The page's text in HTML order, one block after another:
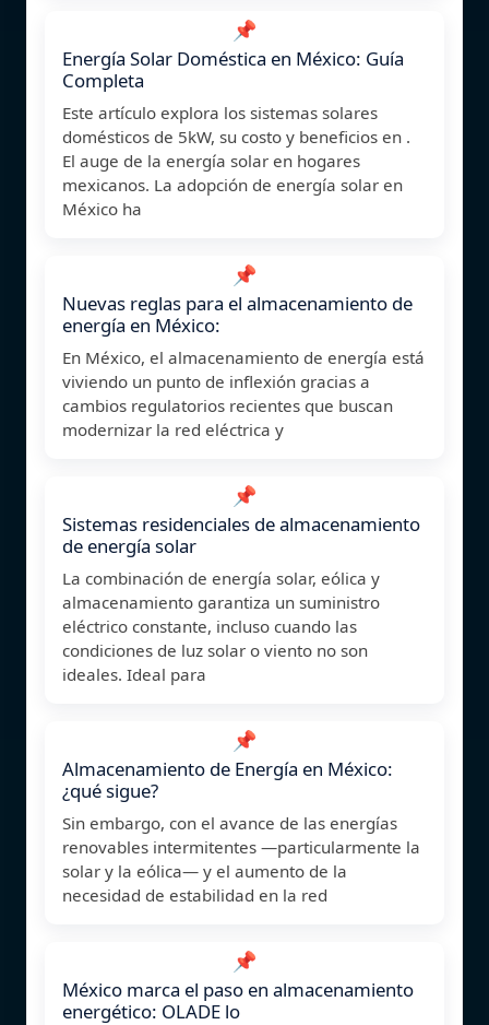
📌
Energía Solar Doméstica en México: Guía
Completa
Este artículo explora los sistemas solares
domésticos de 5kW, su costo y beneficios en .
El auge de la energía solar en hogares
mexicanos. La adopción de energía solar en
México ha
📌
Nuevas reglas para el almacenamiento de
energía en México:
En México, el almacenamiento de energía está
viviendo un punto de inflexión gracias a
cambios regulatorios recientes que buscan
modernizar la red eléctrica y
📌
Sistemas residenciales de almacenamiento
de energía solar
La combinación de energía solar, eólica y
almacenamiento garantiza un suministro
eléctrico constante, incluso cuando las
condiciones de luz solar o viento no son
ideales. Ideal para
📌
Almacenamiento de Energía en México:
¿qué sigue?
Sin embargo, con el avance de las energías
renovables intermitentes —particularmente la
solar y la eólica— y el aumento de la
necesidad de estabilidad en la red
📌
México marca el paso en almacenamiento
energético: OLADE lo